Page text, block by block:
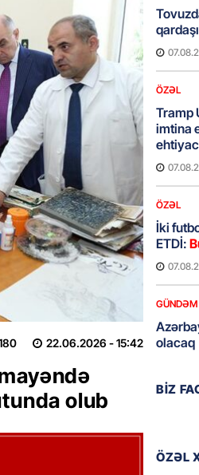
22.06.2026 - 15:42
olub
ÖZƏL
Tramp
imtina
ÖZƏL
İki
ETDİ:
GÜNDƏM
olacaq
BIZ
ÖZƏL